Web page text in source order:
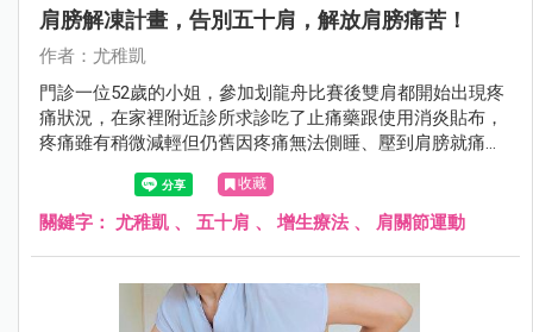
肩膀解凍計畫，告別五十肩，解放肩膀痛苦！
作者：尤稚凱
門診一位52歲的小姐，參加划龍舟比賽後雙肩都開始出現疼
痛狀況，在家裡附近診所求診吃了止痛藥跟使用消炎貼布，
疼痛雖有稍微減輕但仍舊因疼痛無法側睡、壓到肩膀就痛
醒；肩膀也逐漸某些動作做不到，例如要晾衣服、穿脫衣服
等等，肩膀除了痛也整個卡住了！菁英診所復健科尤稚凱醫
師表示，該患者後來來求診經生理檢查及超音波檢查發現雙
收藏
關鍵字： 尤稚凱 、 五十肩 、 增生療法 、 肩關節運動